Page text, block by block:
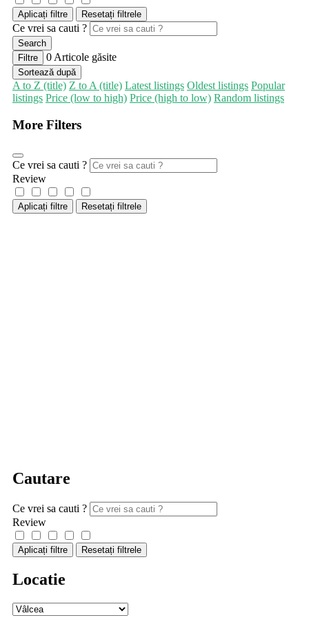
Aplicați filtre Resetați filtrele
Ce vrei sa cauti ?
Search
Filtre
0 Articole găsite
Sortează după
A to Z (title) Z to A (title) Latest listings Oldest listings Popular
listings Price (low to high) Price (high to low) Random listings
More Filters
Ce vrei sa cauti ?
Review
Aplicați filtre Resetați filtrele
Cautare
Ce vrei sa cauti ?
Review
Aplicați filtre Resetați filtrele
Locatie